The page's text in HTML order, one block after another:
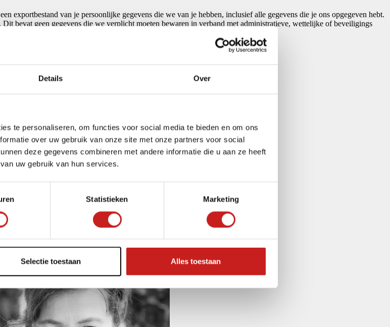
Details Over
te personaliseren, om functies voor social media te bieden en om ons
over uw gebruik van onze site met onze partners voor social
deze gegevens combineren met andere informatie die u aan ze heeft
uw gebruik van hun services.
Statistieken Marketing
Selectie toestaan Alles toestaan
exportbestand van je persoonlijke gegevens die we van je hebben, inclusief alle gegevens die je ons opgegeven hebt.
bevat geen gegevens die we verplicht moeten bewaren in verband met administratieve, wettelijke of beveiligings